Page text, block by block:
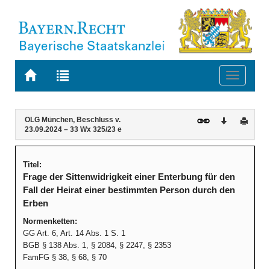
Zur
BAYERN.RECHT
Zur
letzten
Suche
Toggle
Navigation
Inhalt
OLG München, Beschluss v.
23.09.2024 – 33 Wx 325/23 e
Download
Titel:
Frage der Sittenwidrigkeit einer Enterbung für den
Fall der Heirat einer bestimmten Person durch den
Erben
Normenketten:
GG Art. 6, Art. 14 Abs. 1 S. 1
BGB § 138 Abs. 1, § 2084, § 2247, § 2353
FamFG § 38, § 68, § 70